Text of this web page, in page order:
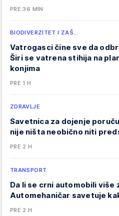
PRE 36 MIN
BIODIVERZITET I ZAŠ…
Vatrogasci čine sve da
Širi se vatrena stihija na
konjima
PRE 1 H
ZDRAVLJE
Savetnica za dojenje
nije ništa neobično niti
PRE 2 H
TRANSPORT
Da li se crni automobili više
Automehaničar savetuje
PRE 2 H